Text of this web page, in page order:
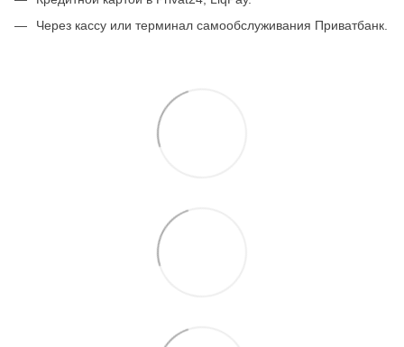
Через кассу или терминал самообслуживания Приватбанк.